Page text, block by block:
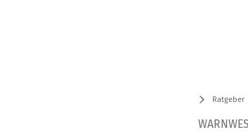
Ratgeber